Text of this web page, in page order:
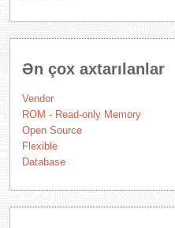
Ən çox axtarılanlar
Vendor
ROM - Read-only Memory
Open Source
Flexible
Database